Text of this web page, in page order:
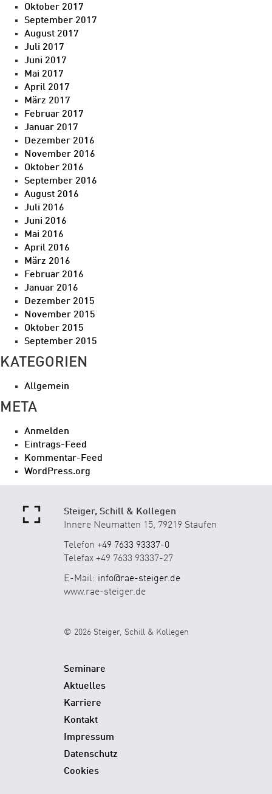
Oktober 2017
September 2017
August 2017
Juli 2017
Juni 2017
Mai 2017
April 2017
März 2017
Februar 2017
Januar 2017
Dezember 2016
November 2016
Oktober 2016
September 2016
August 2016
Juli 2016
Juni 2016
Mai 2016
April 2016
März 2016
Februar 2016
Januar 2016
Dezember 2015
November 2015
Oktober 2015
September 2015
KATEGORIEN
Allgemein
META
Anmelden
Eintrags-Feed
Kommentar-Feed
WordPress.org
Steiger, Schill & Kollegen
Innere Neumatten 15, 79219 Staufen
Telefon +49 7633 93337-0
Telefax +49 7633 93337-27
E-Mail: info@rae-steiger.de
www.rae-steiger.de
© 2026 Steiger, Schill & Kollegen
Seminare
Aktuelles
Karriere
Kontakt
Impressum
Datenschutz
Cookies